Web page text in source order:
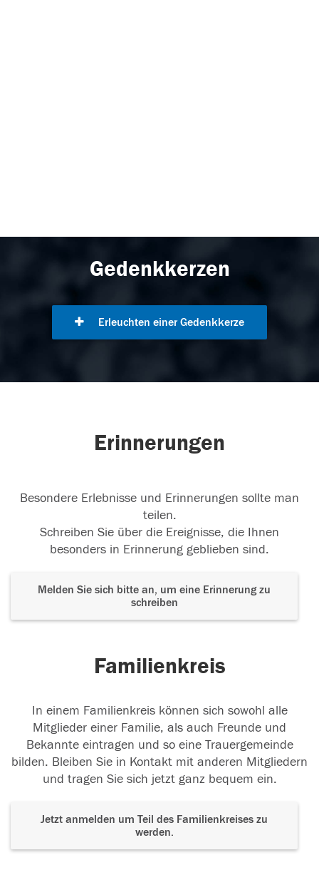
Gedenkkerzen
Erleuchten einer Gedenkkerze
Erinnerungen
Besondere Erlebnisse und Erinnerungen sollte man
teilen.
Schreiben Sie über die Ereignisse, die Ihnen
besonders in Erinnerung geblieben sind.
Melden Sie sich bitte an, um eine Erinnerung zu
schreiben
Familienkreis
In einem Familienkreis können sich sowohl alle
Mitglieder einer Familie, als auch Freunde und
Bekannte eintragen und so eine Trauergemeinde
bilden. Bleiben Sie in Kontakt mit anderen Mitgliedern
und tragen Sie sich jetzt ganz bequem ein.
Jetzt anmelden um Teil des Familienkreises zu
werden.